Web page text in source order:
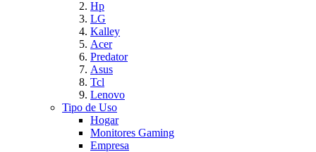
Hp
LG
Kalley
Acer
Predator
Asus
Tcl
Lenovo
Tipo de Uso
Hogar
Monitores Gaming
Empresa